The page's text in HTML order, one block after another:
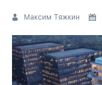
Максим Тяжкин